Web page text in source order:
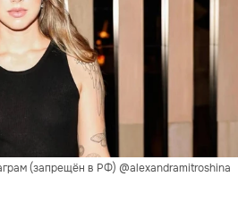
(запрещён в РФ) @alexandramitroshina